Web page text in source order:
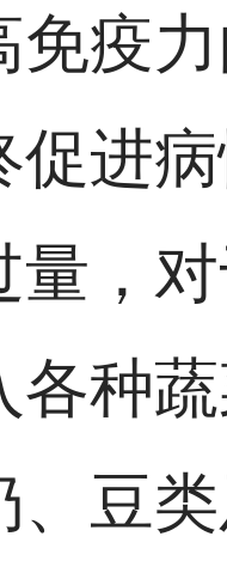
免疫
促进
量，
各种
豆类